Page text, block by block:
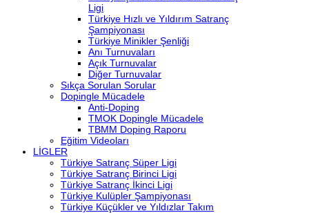
Ligi
Türkiye Hızlı ve Yıldırım Satranç
Şampiyonası
Türkiye Minikler Şenliği
Anı Turnuvaları
Açık Turnuvalar
Diğer Turnuvalar
Sıkça Sorulan Sorular
Dopingle Mücadele
Anti-Doping
TMOK Dopingle Mücadele
TBMM Doping Raporu
Eğitim Videoları
LİGLER
Türkiye Satranç Süper Ligi
Türkiye Satranç Birinci Ligi
Türkiye Satranç İkinci Ligi
Türkiye Kulüpler Şampiyonası
Türkiye Küçükler ve Yıldızlar Takım